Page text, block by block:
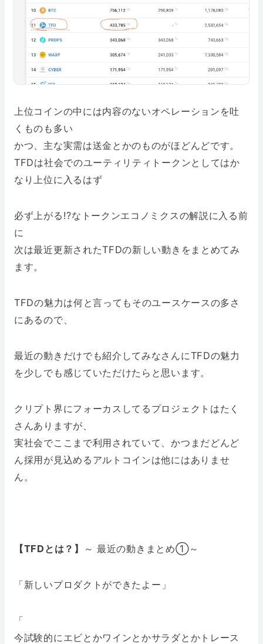
上位コインの中には内容のないオペレーションを吐
くものも多い
かつ、主な実需は送金とかのものがほどんどです。
TFDは社会でのユーティリティトークンとしてはか
なり上位に入るはず
必ず上がる!?なトークンエコノミクスの解説に入る前
に
次は最近更新されたTFDの新しい動きをまとめてみ
ます。
TFDの魅力は何と言ってもそのユースケースの多さ
にあるので、
最近の動きだけでも紹介してみなさんにTFDの魅力
を少しでも感じていただけたらと思います。
クリプト界にフォーカスしてるプロジェクトはたく
さんありますが、
実社会でここまで利用されていて、かつまだどんど
ん採用が見込めるアルトコインは他にはありませ
ん。
【TFDとは？】 ～ 最近の動きまとめ①～
「新しいプロダクトができたよー 」
「
今試験的にエビとかワインとかサラダとかトレース